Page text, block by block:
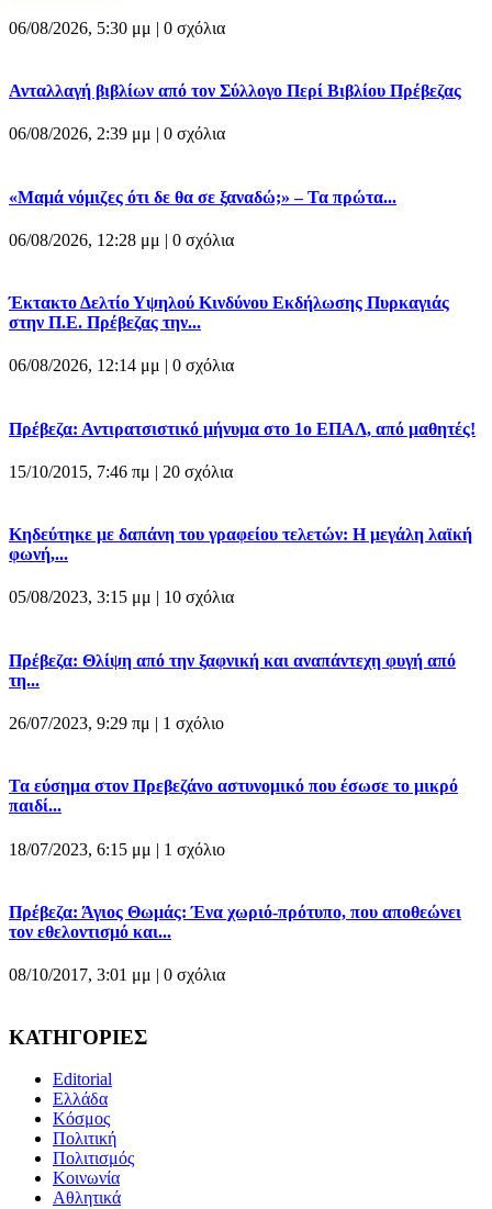
06/08/2026, 5:30 μμ | 0 σχόλια
Ανταλλαγή βιβλίων από τον Σύλλογο Περί Βιβλίου Πρέβεζας
06/08/2026, 2:39 μμ | 0 σχόλια
«Μαμά νόμιζες ότι δε θα σε ξαναδώ;» – Τα πρώτα...
06/08/2026, 12:28 μμ | 0 σχόλια
Έκτακτο Δελτίο Υψηλού Κινδύνου Εκδήλωσης Πυρκαγιάς
στην Π.Ε. Πρέβεζας την...
06/08/2026, 12:14 μμ | 0 σχόλια
Πρέβεζα: Αντιρατσιστικό μήνυμα στο 1ο ΕΠΑΛ, από μαθητές!
15/10/2015, 7:46 πμ | 20 σχόλια
Κηδεύτηκε με δαπάνη του γραφείου τελετών: Η μεγάλη λαϊκή
φωνή,...
05/08/2023, 3:15 μμ | 10 σχόλια
Πρέβεζα: Θλίψη από την ξαφνική και αναπάντεχη φυγή από
τη...
26/07/2023, 9:29 πμ | 1 σχόλιο
Τα εύσημα στον Πρεβεζάνο αστυνομικό που έσωσε το μικρό
παιδί...
18/07/2023, 6:15 μμ | 1 σχόλιο
Πρέβεζα: Άγιος Θωμάς: Ένα χωριό-πρότυπο, που αποθεώνει
τον εθελοντισμό και...
08/10/2017, 3:01 μμ | 0 σχόλια
ΚΑΤΗΓΟΡΙΕΣ
Editorial
Ελλάδα
Κόσμος
Πολιτική
Πολιτισμός
Κοινωνία
Αθλητικά